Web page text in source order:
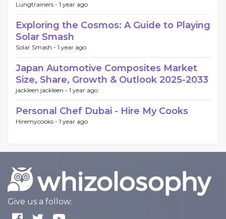
Lungtrainers - 1 year ago
Exploring the Cosmos: A Guide to Playing
Solar Smash
Solar Smash - 1 year ago
Japan Automotive Composites Market
Size, Share, Growth & Outlook 2025-2033
jackleen jackleen - 1 year ago
Personal Chef Dubai - Hire My Cooks
Hiremycooks - 1 year ago
Give us a follow: